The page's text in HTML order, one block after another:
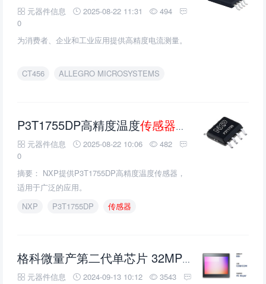
元器件信息
2025-08-22 11:31
494
0
为消费者、企业和工业应用提供高精度电流测量。
CT456 ALLEGRO MICROSYSTEMS
P3T1755DP高精度温度传感器的介绍、特性、
元器件信息 2025-08-22 10:06
482
0
摘要： NXP提供P3T1755DP高精度温度传感器，
适用于广泛的应用。
NXP
P3T1755DP 传感器
格科微量产第二代单芯片 32MP 图像 传感器
元器件信息 2024-09-13 10:12
3543